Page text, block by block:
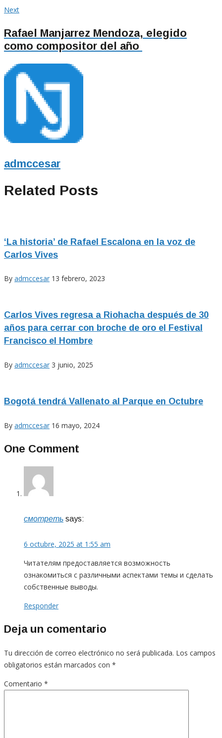
NextNext
Rafael Manjarrez Mendoza, elegido
como compositor del año
admccesar
Related Posts
‘La historia’ de Rafael Escalona en la voz de
Carlos Vives
By admccesar 13 febrero, 2023
Carlos Vives regresa a Riohacha después de 30
años para cerrar con broche de oro el Festival
Francisco el Hombre
By admccesar 3 junio, 2025
Bogotá tendrá Vallenato al Parque en Octubre
By admccesar 16 mayo, 2024
One Comment
смотреть says:
6 octubre, 2025 at 1:55 am
Читателям предоставляется возможность
ознакомиться с различными аспектами темы и сделать
собственные выводы.
Responder
Deja un comentario
Tu dirección de correo electrónico no será publicada. Los campos
obligatorios están marcados con *
Comentario *